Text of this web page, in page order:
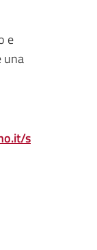
e
una
s